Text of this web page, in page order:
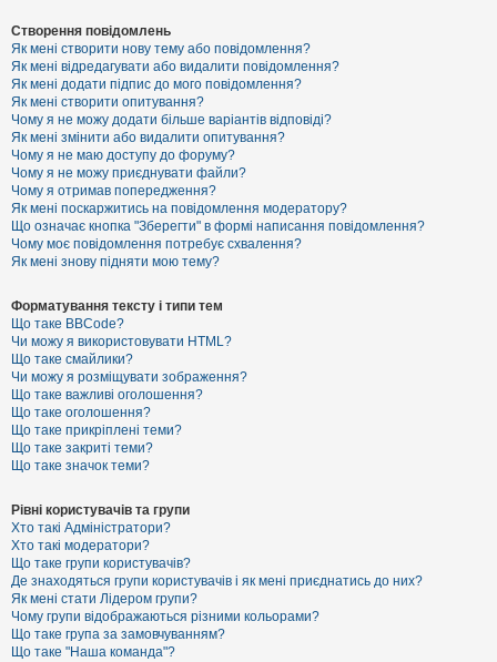
е
й
А
к
т
и
в
н
і
т
е
м
и
П
о
ш
у
к
Д
о
п
о
г
а
Створення повідомлень
Як мені створити нову тему або повідомлення?
Як мені відредагувати або видалити повідомлення?
Як мені додати підпис до мого повідомлення?
Як мені створити опитування?
Чому я не можу додати більше варіантів відповіді?
Як мені змінити або видалити опитування?
Чому я не маю доступу до форуму?
Чому я не можу приєднувати файли?
Чому я отримав попередження?
Як мені поскаржитись на повідомлення модератору?
Що означає кнопка "Зберегти" в формі написання повідомлення?
Чому моє повідомлення потребує схвалення?
Як мені знову підняти мою тему?
Форматування тексту і типи тем
Що таке BBCode?
Чи можу я використовувати HTML?
Що таке смайлики?
Чи можу я розміщувати зображення?
Що таке важливі оголошення?
Що таке оголошення?
Що таке прикріплені теми?
Що таке закриті теми?
Що таке значок теми?
Рівні користувачів та групи
Хто такі Адміністратори?
Хто такі модератори?
Що таке групи користувачів?
Де знаходяться групи користувачів і як мені приєднатись до них?
Як мені стати Лідером групи?
Чому групи відображаються різними кольорами?
Що таке група за замовчуванням?
Що таке "Наша команда"?